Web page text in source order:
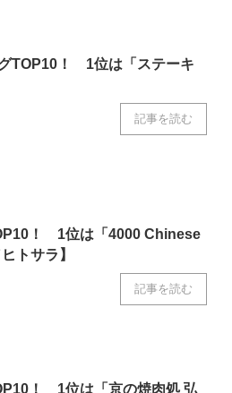
TOP10！ 1位は「ステーキ
記事を読む
！ 1位は「4000 Chinese
トサラ】
記事を読む
！ 1位は「京の焼肉処 弘